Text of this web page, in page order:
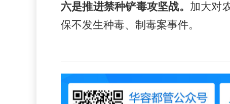
六是推进禁种铲毒攻坚战。 加大对
保不发生种毒、制毒案事件。